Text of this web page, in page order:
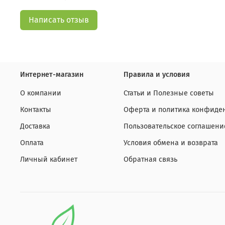
Написать отзыв
Интернет-магазин
О компании
Контакты
Доставка
Оплата
Личный кабинет
Правила и условия
Статьи и Полезные советы
Оферта и политика
Пользовательское
Условия обмена и возврата
Обратная связь